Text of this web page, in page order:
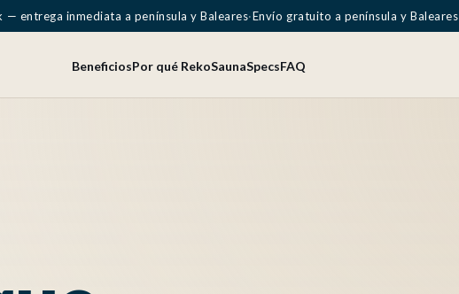
— entrega inmediata a península y Baleares·Envío gratuito a península y Baleares
BeneficiosPor qué RekoSaunaSpecsFAQ